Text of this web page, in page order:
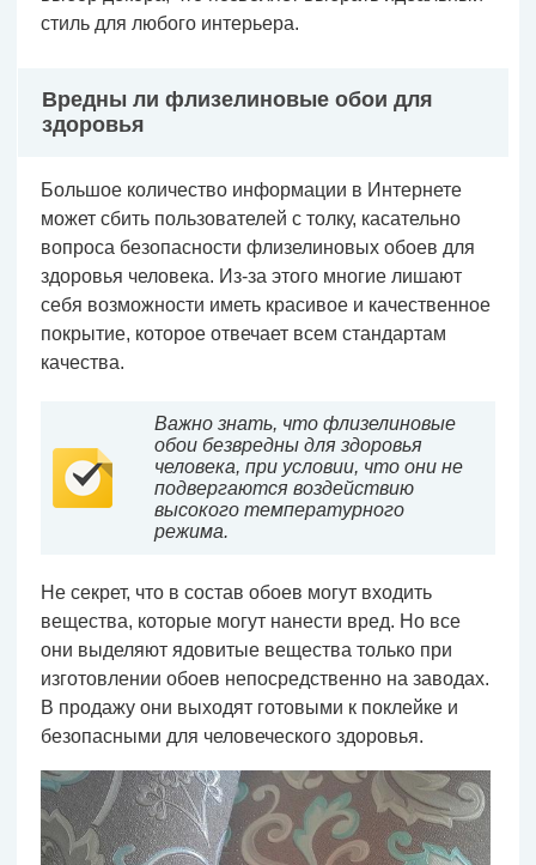
стиль для любого интерьера.
Вредны ли флизелиновые обои для
здоровья
Большое количество информации в Интернете
может сбить пользователей с толку, касательно
вопроса безопасности флизелиновых обоев для
здоровья человека. Из-за этого многие лишают
себя возможности иметь красивое и качественное
покрытие, которое отвечает всем стандартам
качества.
Важно знать, что флизелиновые
обои безвредны для здоровья
человека, при условии, что они не
подвергаются воздействию
высокого температурного
режима.
Не секрет, что в состав обоев могут входить
вещества, которые могут нанести вред. Но все
они выделяют ядовитые вещества только при
изготовлении обоев непосредственно на заводах.
В продажу они выходят готовыми к поклейке и
безопасными для человеческого здоровья.